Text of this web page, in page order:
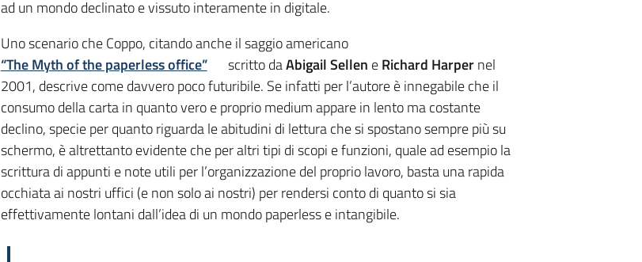
ad un mondo declinato e vissuto interamente in digitale.
Uno scenario che Coppo, citando anche il saggio americano
“The Myth of the paperless office”
scritto daAbigail Sellen eRichard Harpernel
2001, descrive come davvero poco futuribile. Se infatti per l’autore è innegabile che il
consumo della carta in quanto vero e proprio medium appare in lento ma costante
declino, specie per quanto riguarda le abitudini di lettura che si spostano sempre più su
schermo, è altrettanto evidente che per altri tipi di scopi e funzioni, quale ad esempio la
scrittura di appunti e note utili per l’organizzazione del proprio lavoro, basta una rapida
occhiata ai nostri uffici (e non solo ai nostri) per rendersi conto di quanto si sia
effettivamente lontani dall’idea di un mondo paperless e intangibile.